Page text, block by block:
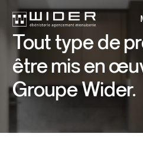
Retour
Touttype de
êtremisen
GroupeWider.